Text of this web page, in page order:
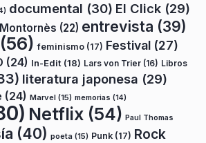
documental (30) El Click (29)
(22) entrevista (39)
(56) feminismo (17) Festival (27)
(24) In-Edit (18) Lars von Trier (16) Libros
literatura japonesa (29)
(24) Marvel (15) memorias (14)
Netflix (54) Paul Thomas
(40) poeta (15) Punk (17) Rock